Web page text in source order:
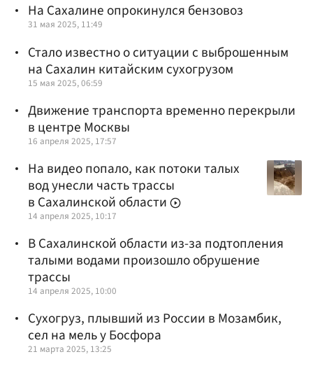
На Сахалине опрокинулся бензовоз
31 мая 2025, 11:49
Стало известно о ситуации с выброшенным
на Сахалин китайским сухогрузом
15 мая 2025, 06:59
Движение транспорта временно перекрыли
в центре Москвы
16 апреля 2025, 17:57
На видео попало, как потоки талых
вод унесли часть трассы
в Сахалинской области
14 апреля 2025, 10:17
В Сахалинской области из-за подтопления
талыми водами произошло обрушение
трассы
14 апреля 2025, 10:00
Сухогруз, плывший из России в Мозамбик,
сел на мель у Босфора
21 марта 2025, 13:25